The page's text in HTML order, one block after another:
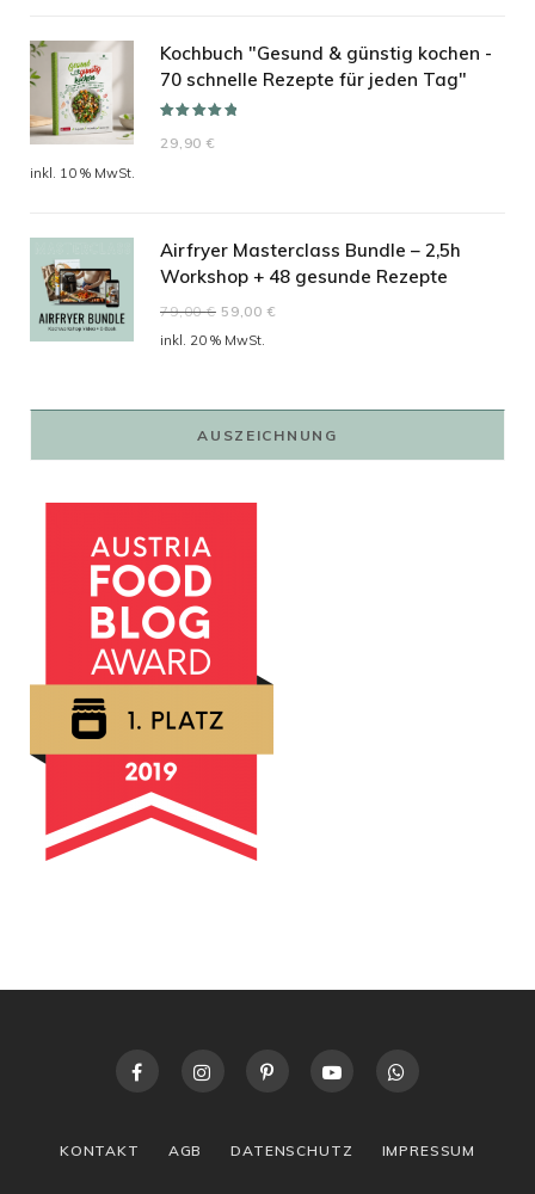
Kochbuch "Gesund & günstig kochen -
70 schnelle Rezepte für jeden Tag"
5.00 von 5
29,90€
inkl. 10 % MwSt.
Airfryer Masterclass Bundle – 2,5h
Workshop + 48 gesunde Rezepte
79,00€ Ursprünglicher
Preis
59,00 €
inkl. 20 % MwSt.
AUSZEICHNUNG
KONTAKT AGB DATENSCHUTZ IMPRESSUM